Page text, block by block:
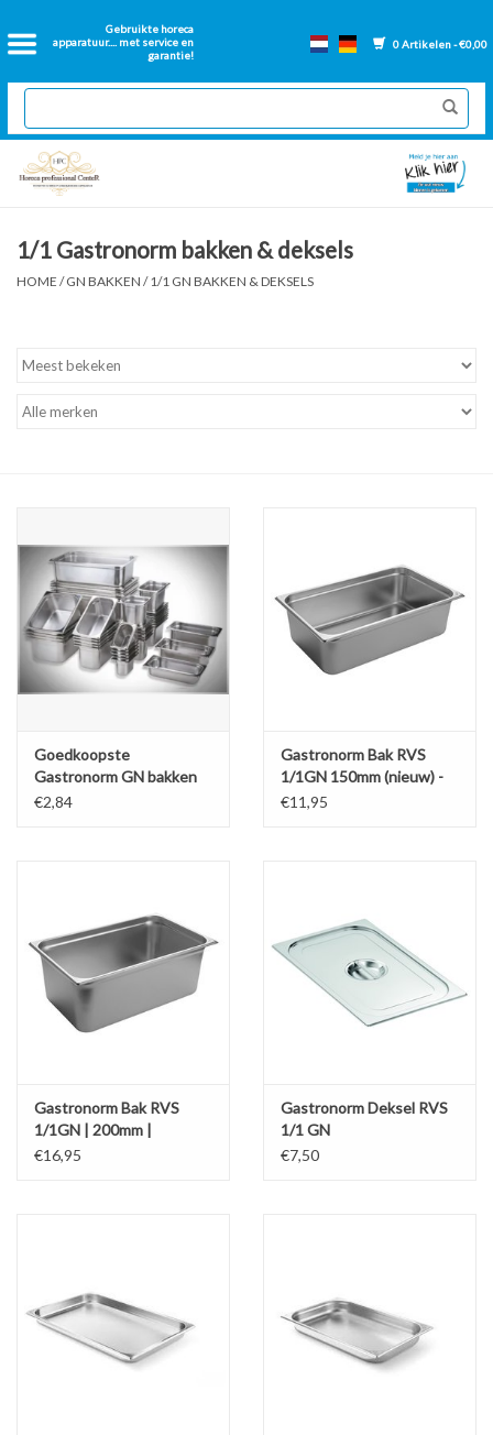
Gebruikte horeca
apparatuur.... met service en
garantie!
0 Artikelen - €0,00
Home
2dehands Horeca
Nieuwe apparatuur
GN Bakken
1/1 Gastronorm bakken & deksels
HOME /GN BAKKEN /1/1 GN BAKKEN & DEKSELS
Goedkoopste
Gastronorm GN bakken
van de Benelux vanaf
€2,84
Gastronorm Bak RVS
1/1GN 150mm (nieuw) -
530x325x150mm
€11,95
Gastronorm Bak RVS
1/1GN | 200mm |
530x325mm
€16,95
Gastronorm Deksel RVS
1/1 GN
€7,50